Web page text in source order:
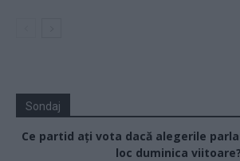
Sondaj
Ce partid ați vota dacă alegerile
loc duminica viitoare?